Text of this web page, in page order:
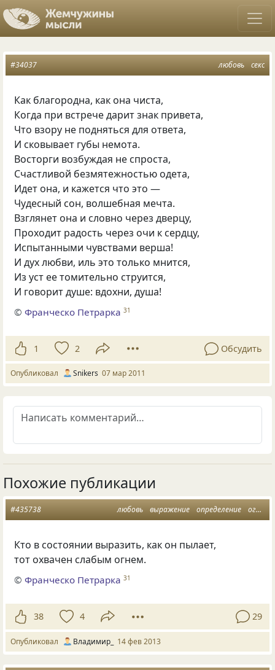
любовь секс
#34037
Как благородна, как она чиста,
Когда при встрече дарит знак привета,
Что взору не подняться для ответа,
И сковывает губы немота.
Восторги возбуждая не спроста,
Счастливой безмятежностью одета,
Идет она, и кажется что это —
Чудесный сон, волшебная мечта.
Взглянет она и словно через дверцу,
Проходит радость через очи к сердцу,
Испытанными чувствами верша!
И дух любви, иль это только мнится,
Из уст ее томительно струится,
И говорит душе: вдохни, душа!
©Франческо Петрарка 31
1 2 Обсудить
Опубликовал Snikers 07 мар 2011
Похожие публикации
любовь выражение определение огонь
#435738
Кто в состоянии выразить, как он пылает,
тот охвачен слабым огнем.
©Франческо Петрарка 31
38 4 29
Опубликовал Владимир_ 14 фев 2013